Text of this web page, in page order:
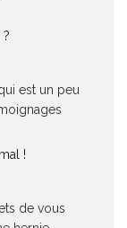
est un peu
!
de vous